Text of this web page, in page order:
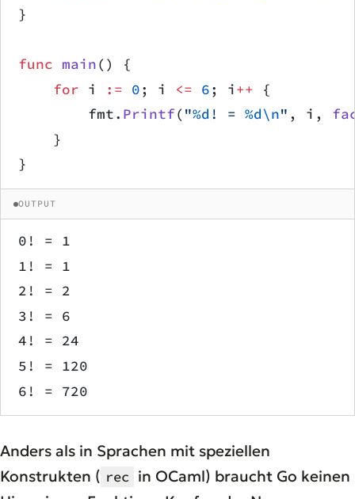
}
func main() {
    for
i := 0; i <= 6; i++ {
        fmt.
Printf( "%d ! = %d\n" , i,
    }
}
OUTPUT
0! = 1
1! = 1
2! = 2
3! = 6
4! = 24
5! = 120
6! = 720
Anders als in Sprachen mit speziellen
Konstrukten ( rec in OCaml) braucht Go keinen